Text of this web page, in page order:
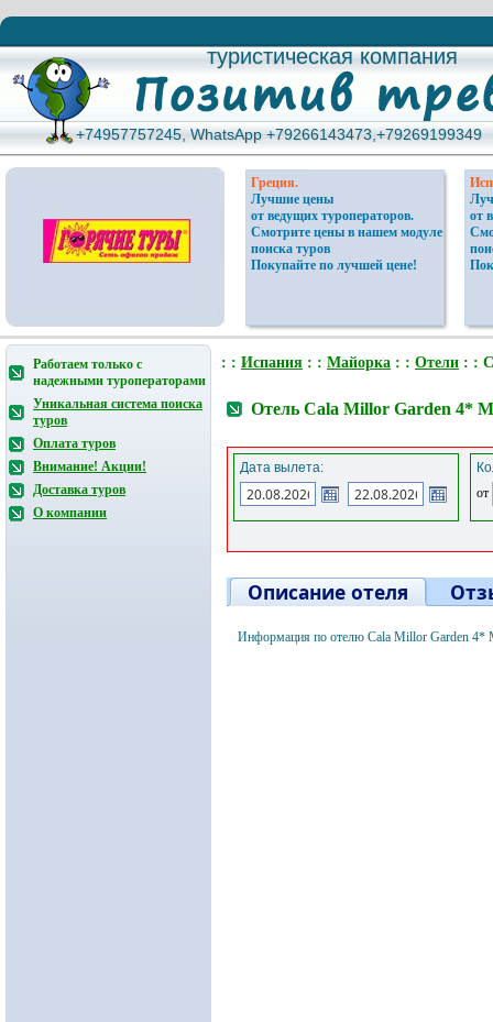
туристическая компания
туристическая компания
+74957757245, WhatsApp +79266143473,+79269199349
+74957757245, WhatsApp +79266143473,+79269199349
Греция.
Лучшие цены
от ведущих туроператоров.
Смотрите цены в нашем модуле
поиска туров
Покупайте по лучшей цене!
от
Работаем только с
надежными туроператорами
Уникальная система поиска
туров
Оплата туров
Внимание! Акции!
Доставка туров
О компании
: : Испания : : Майорка : : Отели : :
Отель Cala Millor Garden 4*
Дата вылета:
от
Описание отеля
Информация по отелю Cala Millor Garden 4*